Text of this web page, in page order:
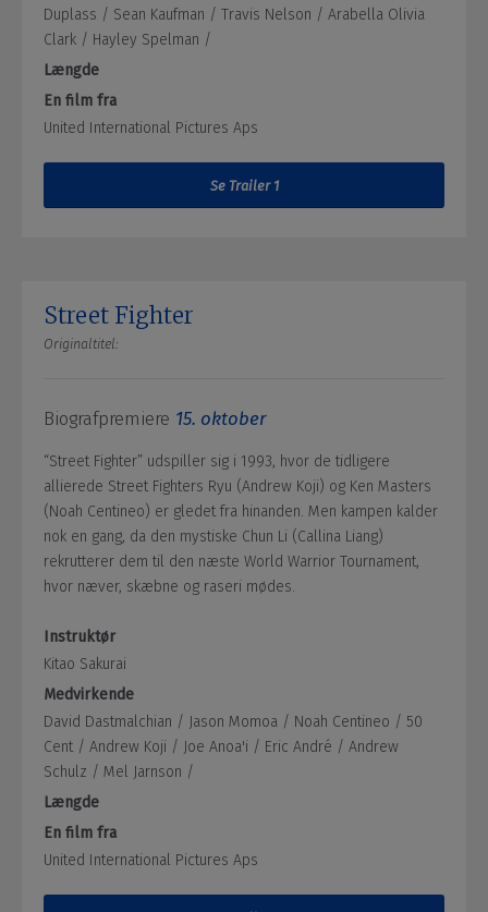
Duplass / Sean Kaufman / Travis Nelson / Arabella Olivia
Clark / Hayley Spelman /
Længde
En film fra
United International Pictures Aps
Se Trailer 1
Street Fighter
Originaltitel:
Biografpremiere 15. oktober
“Street Fighter” udspiller sig i 1993, hvor de tidligere
allierede Street Fighters Ryu (Andrew Koji) og Ken Masters
(Noah Centineo) er gledet fra hinanden. Men kampen kalder
nok en gang, da den mystiske Chun Li (Callina Liang)
rekrutterer dem til den næste World Warrior Tournament,
hvor næver, skæbne og raseri mødes.
Instruktør
Kitao Sakurai
Medvirkende
David Dastmalchian / Jason Momoa / Noah Centineo / 50
Cent / Andrew Koji / Joe Anoa'i / Eric André / Andrew
Schulz / Mel Jarnson /
Længde
En film fra
United International Pictures Aps